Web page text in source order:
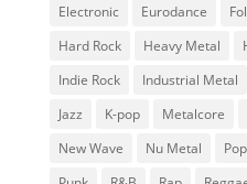
Electronic
Eurodance
Hard Rock
Heavy Metal
Indie Rock
Industrial Metal
Jazz
K-pop Metalcore
New Wave
Nu Metal Pop